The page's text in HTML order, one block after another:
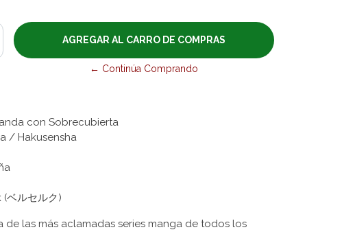
← Continúa Comprando
con Sobrecubierta
/ Hakusensha
ベルセルク)
de las más aclamadas series manga de todos los